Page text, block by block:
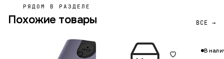
РЯДОМ В РАЗДЕЛЕ
Похожие товары ВСЕ →
В